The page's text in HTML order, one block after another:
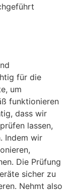
für die
um
funktionieren
dass wir
lassen,
Indem wir
Die Prüfung
sicher zu
Nehmt also